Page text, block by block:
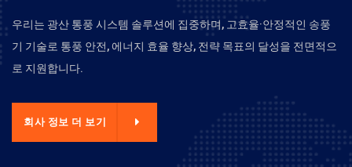
우리는 광산 통풍 시스템 솔루션에 집중하며, 고효율·안정적인 송풍
기 기술로 통풍 안전, 에너지 효율 향상, 전략 목표의 달성을 전면적으
로 지원합니다.
회사 정보 더 보기